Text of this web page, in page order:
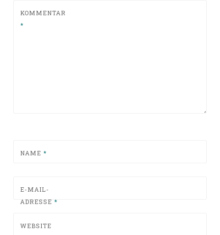
KOMMENTAR
*
NAME *
E-MAIL-
ADRESSE *
WEBSITE